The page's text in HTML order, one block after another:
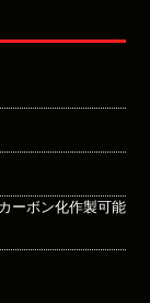
ーボン化作製可能